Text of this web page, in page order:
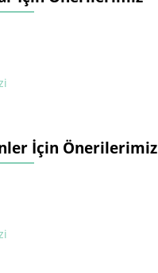
İçin Önerilerimiz